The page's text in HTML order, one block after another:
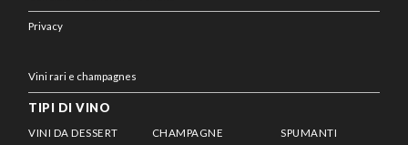
Privacy
Vini rari e champagnes
TIPI DI VINO
VINI DA DESSERT CHAMPAGNE SPUMANTI